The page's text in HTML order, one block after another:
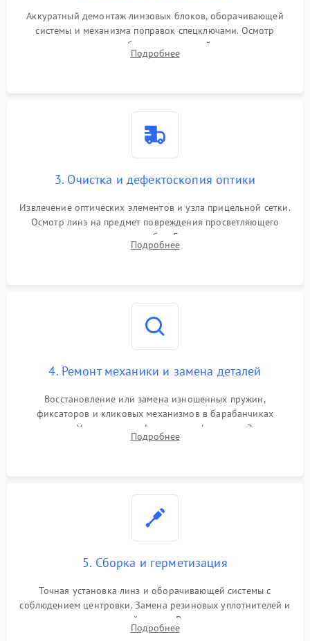
Аккуратный демонтаж линзовых блоков, оборачивающей
системы и механизма поправок спецключами. Осмотр
внутренних резьбовых соединений, пружин и
уплотнительных колец. Поиск причин люфта, смещения
Подробнее
3. Очистка и дефектоскопия оптики
Извлечение оптических элементов и узла прицельной сетки.
Осмотр линз на предмет повреждения просветляющего
покрытия или появления грибка. Бережная очистка стекол
спецрастворами. Проверка целостности гравированной
Подробнее
4. Ремонт механики и замена деталей
Восстановление или замена изношенных пружин,
фиксаторов и кликовых механизмов в барабанчиках
поправок. Устранение люфтов в трансфокаторе. Замена
поврежденных линз, разбитой сетки или восстановление
Подробнее
5. Сборка и герметизация
Точная установка линз и оборачивающей системы с
соблюдением центровки. Замена резиновых уплотнителей и
нанесение влагозащитной смазки. Вакуумирование корпуса
и заполнение его осушенным азотом или аргоном для
Подробнее